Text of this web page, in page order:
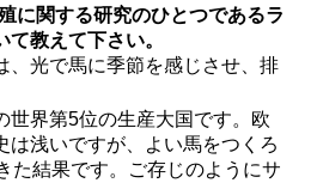
に関する研究のひとつであるラ
教えて下さい。
、光で馬に季節を感じさせ、排
世界第5位の生産大国です。欧
は浅いですが、よい馬をつくろ
た結果です。ご存じのようにサ